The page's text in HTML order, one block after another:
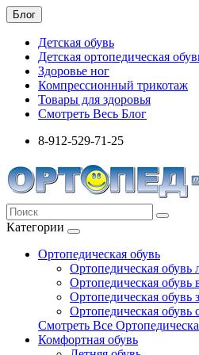
Блог
Детская обувь
Детская ортопедическая
Здоровье ног
Компрессионный трикотаж
Товары для здоровья
Смотреть Весь Блог
8-912-529-71-25
Категории
Ортопедическая обувь
Ортопедическая обувь
Ортопедическая обувь
Ортопедическая обувь
Ортопедическая
Смотреть Все
Комфортная обувь